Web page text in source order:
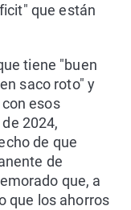
que están
tiene "buen
saco roto" y
esos
2024,
de que
de
que, a
que los ahorros